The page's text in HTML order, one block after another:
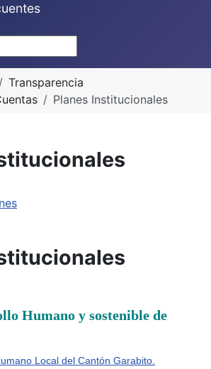
Transparencia
Planes Institucionales
Humano y sostenible de
Local del Cantón Garabito.